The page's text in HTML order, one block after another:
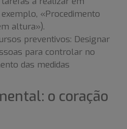
«Procedimento
altura»).
preventivos: Designar
para controlar no
das medidas
o coração